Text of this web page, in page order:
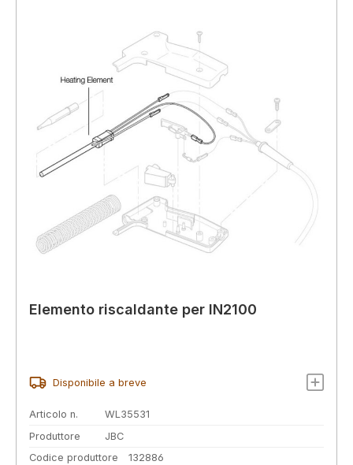
Elemento riscaldante per IN2100
Disponibile a breve
Articolo n.
WL35531
Produttore
JBC
Codice produttore
132886